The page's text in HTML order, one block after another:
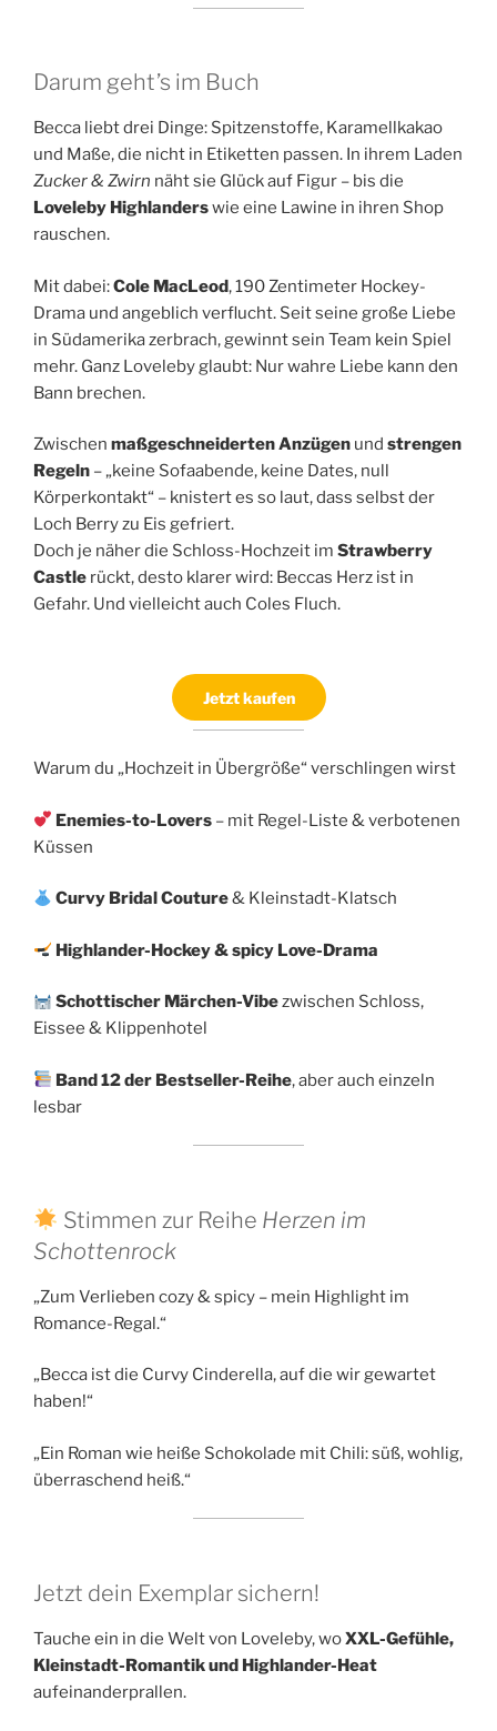
Darum geht’s im Buch
Becca liebt drei Dinge: Spitzenstoffe, Karamellkakao
und Maße, die nicht in Etiketten passen. In ihrem Laden
Zucker & Zwirn näht sie Glück auf Figur – bis die
Loveleby Highlanderswie eine Lawine in ihren Shop
rauschen.
Mit dabei:Cole MacLeod, 190 Zentimeter Hockey-
Drama und angeblich verflucht. Seit seine große Liebe
in Südamerika zerbrach, gewinnt sein Team kein Spiel
mehr. Ganz Loveleby glaubt: Nur wahre Liebe kann den
Bann brechen.
Zwischen maßgeschneiderten Anzügen und strengen
Regeln – „keine Sofaabende, keine Dates, null
Körperkontakt“ – knistert es so laut, dass selbst der
Loch Berry zu Eis gefriert.
Doch je näher die Schloss-Hochzeit im Strawberry
Castle rückt, desto klarer wird: Beccas Herz ist in
Gefahr. Und vielleicht auch Coles Fluch.
Jetzt kaufen
Warum du „Hochzeit in Übergröße“ verschlingen wirst
Enemies-to-Lovers – mit Regel-Liste & verbotenen
Küssen
Curvy Bridal Couture& Kleinstadt-Klatsch
Highlander-Hockey & spicy Love-Drama
Schottischer Märchen-Vibezwischen Schloss,
Eissee & Klippenhotel
Band 12 der Bestseller-Reihe, aber auch einzeln
lesbar
Stimmen zur Reihe Herzen im
Schottenrock
„Zum Verlieben cozy & spicy – mein Highlight im
Romance-Regal.“
„Becca ist die Curvy Cinderella, auf die wir gewartet
haben!“
„Ein Roman wie heiße Schokolade mit Chili: süß, wohlig,
überraschend heiß.“
Jetzt dein Exemplar sichern!
Tauche ein in die Welt von Loveleby, woXXL-Gefühle,
Kleinstadt-Romantik und Highlander-Heat
aufeinanderprallen.